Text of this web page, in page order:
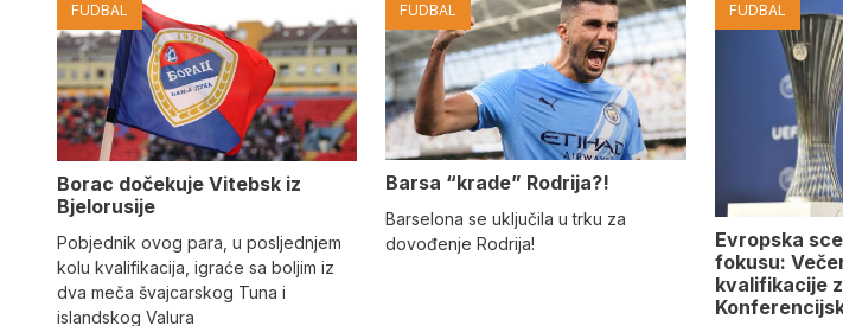
FUDBAL
Borac dočekuje Vitebsk iz
Bjelorusije
Pobjednik ovog para, u posljednjem
kolu kvalifikacija, igraće sa boljim iz
dva meča švajcarskog Tuna i
islandskog Valura
FUDBAL
Barsa “krade” Rodrija?!
Barselona se uključila u trku za
dovođenje Rodrija!
FUDBAL
Evropska
fokusu:
kvalifikacije